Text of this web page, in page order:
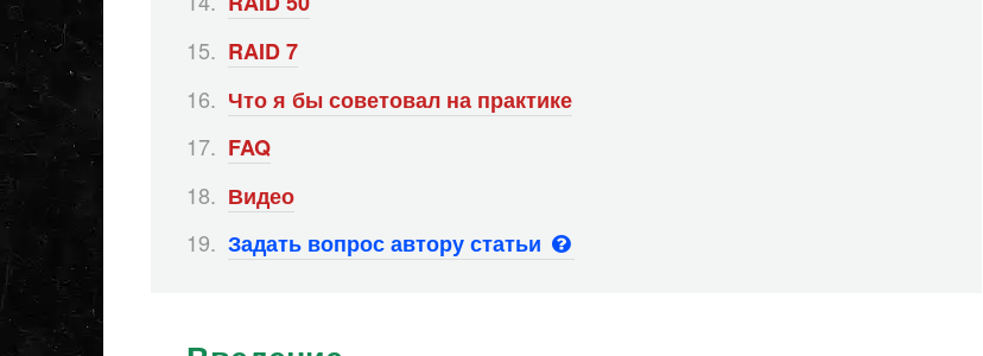
RAID 7
Что я бы советовал на практике
FAQ
Видео
Задать вопрос автору статьи